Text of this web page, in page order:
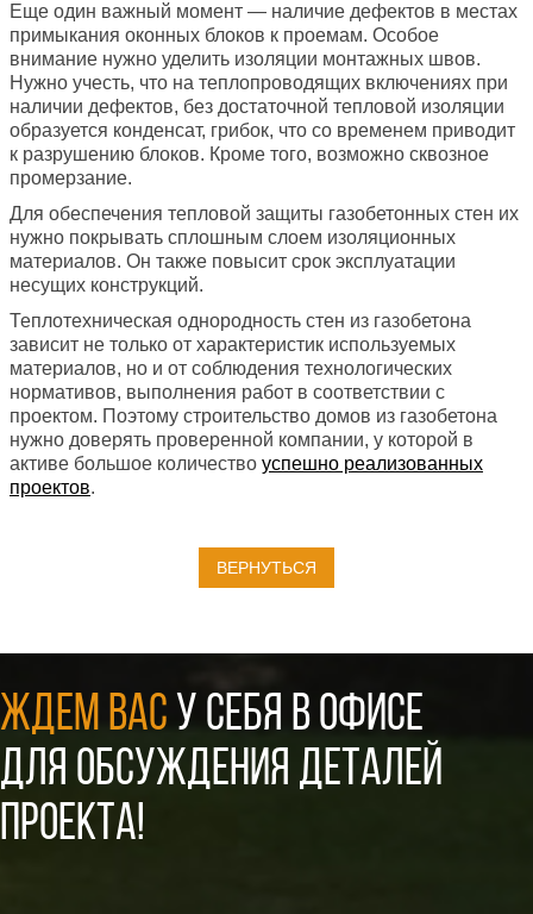
Еще один важный момент — наличие дефектов в местах
примыкания оконных блоков к проемам. Особое
внимание нужно уделить изоляции монтажных швов.
Нужно учесть, что на теплопроводящих включениях при
наличии дефектов, без достаточной тепловой изоляции
образуется конденсат, грибок, что со временем приводит
к разрушению блоков. Кроме того, возможно сквозное
промерзание.
Для обеспечения тепловой защиты газобетонных стен их
нужно покрывать сплошным слоем изоляционных
материалов. Он также повысит срок эксплуатации
несущих конструкций.
Теплотехническая однородность стен из газобетона
зависит не только от характеристик используемых
материалов, но и от соблюдения технологических
нормативов, выполнения работ в соответствии с
проектом. Поэтому строительство домов из газобетона
нужно доверять проверенной компании, у которой в
активе большое количество успешно реализованных
проектов.
ВЕРНУТЬСЯ
ЖДЕМ ВАС У СЕБЯ В ОФИСЕ
ДЛЯ ОБСУЖДЕНИЯ ДЕТАЛЕЙ
ПРОЕКТА!